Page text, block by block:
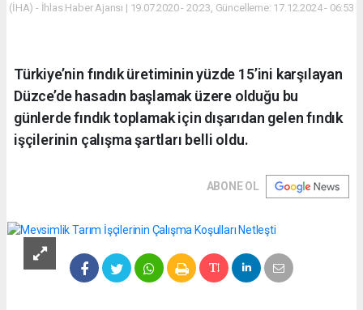
(İHA) - İhlas Haber Ajansı | 19.07.2020 - 20:23, Güncelleme: 17.12.2024 - 06:53
Türkiye’nin fındık üretiminin yüzde 15’ini karşılayan
Düzce’de hasadın başlamak üzere olduğu bu
günlerde fındık toplamak için dışarıdan gelen fındık
işçilerinin çalışma şartları belli oldu.
ABONE OL